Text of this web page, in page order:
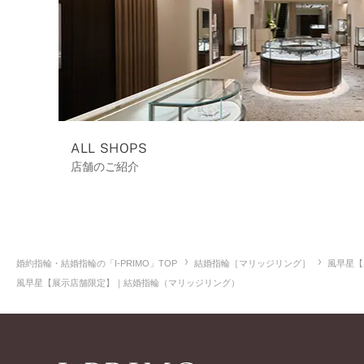
ALL SHOPS
店舗のご紹介
婚約指輪・結婚指輪の「I-PRIMO」TOP 結婚指輪［マリッジリング］
風早星
風早星【展示店舗限定】｜結婚指輪（マリッジリング）